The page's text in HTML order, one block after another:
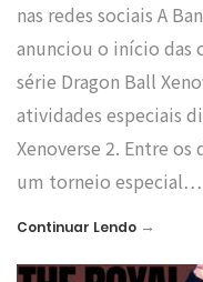
nas redes sociais A
anunciou o início das
série Dragon Ball
atividades especiais
Xenoverse 2. Entre os
um torneio especial…
Continuar Lendo →